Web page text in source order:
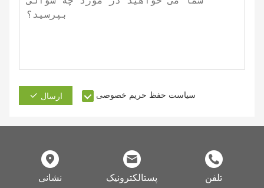
ارسال سیاست حفظ حریم خصوصی
نشانی پستالکترونیک تلفن